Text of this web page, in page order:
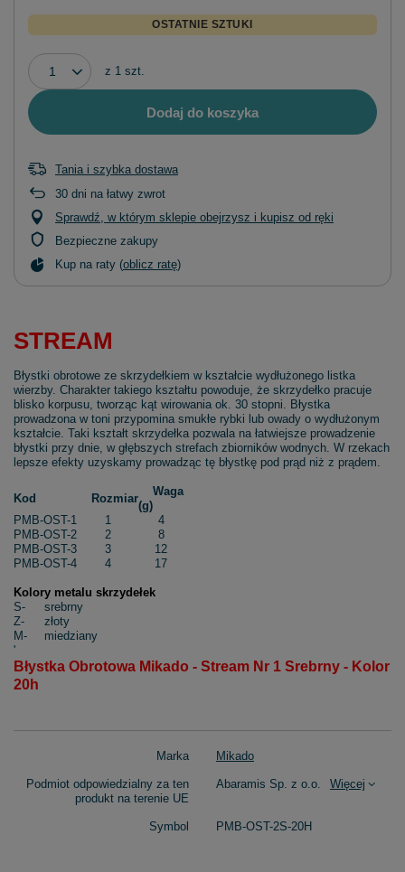
OSTATNIE SZTUKI
z 1 szt.
Dodaj do koszyka
Tania i szybka dostawa
30 dni na łatwy zwrot
Sprawdź, w którym sklepie obejrzysz i kupisz od ręki
Bezpieczne zakupy
Kup na raty (oblicz ratę)
STREAM
Błystki obrotowe ze skrzydełkiem w kształcie wydłużonego listka
wierzby. Charakter takiego kształtu powoduje, że skrzydełko pracuje
blisko korpusu, tworząc kąt wirowania ok. 30 stopni. Błystka
prowadzona w toni przypomina smukłe rybki lub owady o wydłużonym
kształcie. Taki kształt skrzydełka pozwala na łatwiejsze prowadzenie
błystki przy dnie, w głębszych strefach zbiorników wodnych. W rzekach
lepsze efekty uzyskamy prowadząc tę błystkę pod prąd niż z prądem.
Kod Rozmiar
Waga
(g)
PMB-OST-1
1
4
PMB-OST-2
2
8
PMB-OST-3
3
12
PMB-OST-4
4 17
Kolory metalu skrzydełek
S-
srebrny
Z-
złoty
M-
miedziany
'
Błystka Obrotowa Mikado - Stream Nr 1 Srebrny - Kolor
20h
Marka Mikado
Podmiot odpowiedzialny za ten
produkt na terenie UE
Abaramis Sp. z o.o. Więcej
Symbol PMB-OST-2S-20H